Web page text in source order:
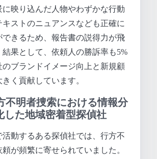
に映り込んだ人物やわずかな行動
ストのニュアンスなども正確に
できるため、報告書の説得力が飛
結果として、依頼人の勝訴率も5%
のブランドイメージ向上と新規顧
く貢献しています。
不明者捜索における情報分
した地域密着型探偵社
動するある探偵社では、行方不
が頻繁に寄せられていました。